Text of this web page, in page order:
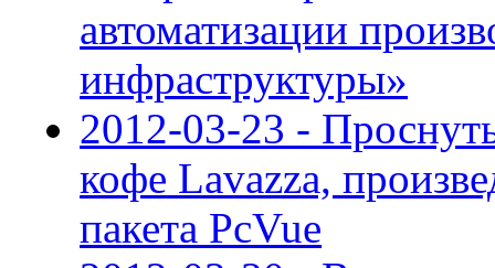
автоматизации
инфраструктуры»
2012-03-23 -
кофе Lavazza,
пакета PcVue